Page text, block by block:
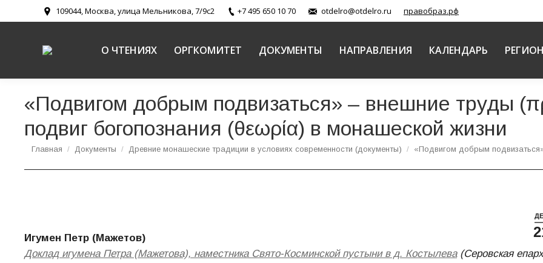
109044, Москва, улица Мельникова, 7/9с2 +7 495 650 10 70 otdelro@otdelro.ru правобраз.рф
О ЧТЕНИЯХ ОРГКОМИТЕТ ДОКУМЕНТЫ НАПРАВЛЕНИЯ КАЛЕНДАРЬ
«Подвигом добрым подвизаться» – внешние труды
подвиг богопознания (θεωρία) в монашеской жизни
Вы здесь:
Главная Документы Древние монашеские традиции в условиях современности (документы) «Подвигом добрым
Игумен Петр (Мажетов)
Доклад игумена Петра (Мажетова), наместника Свято-Косминской пустыни в д. Костылева(Серовская